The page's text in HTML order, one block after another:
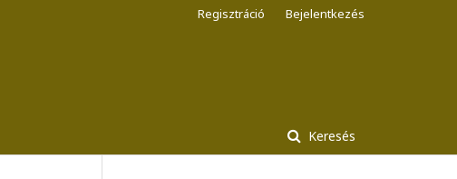
Keresés
Regisztráció Bejelentkezés